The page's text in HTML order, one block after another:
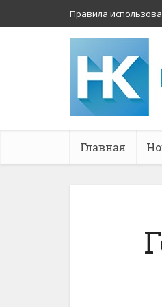
Правила
Главная